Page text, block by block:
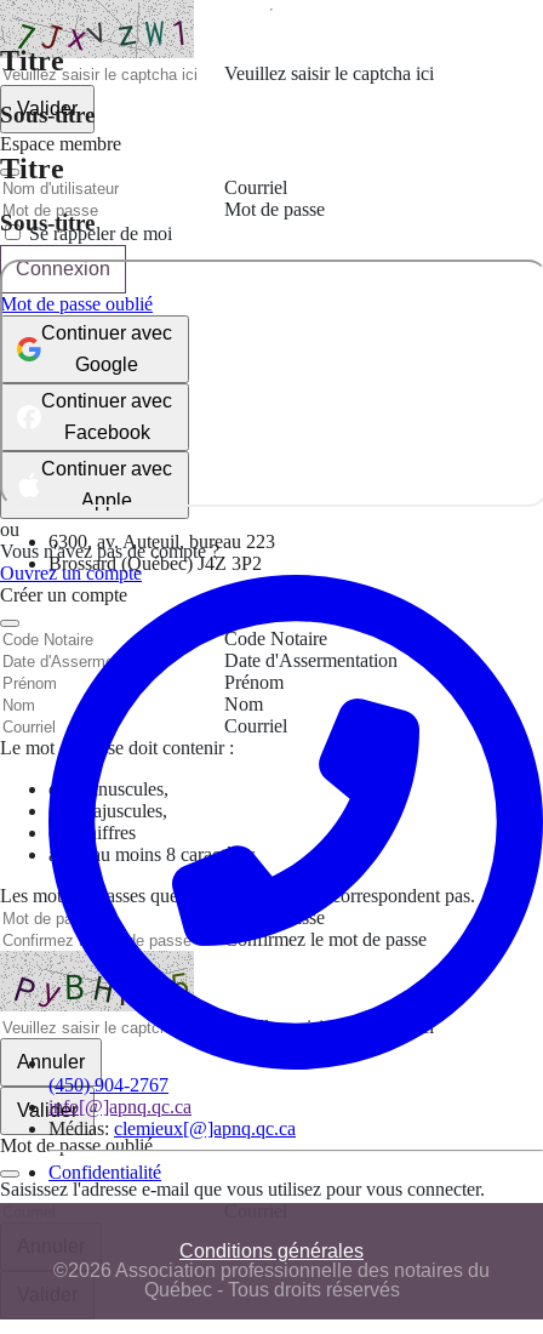
Titre
Sous-titre
Titre
Sous-titre
6300, av. Auteuil, bureau 223
Brossard (Québec) J4Z 3P2
(450) 904-2767
info[@]apnq.qc.ca
Médias: clemieux[@]apnq.qc.ca
Confidentialité
Conditions générales
©2026 Association professionnelle des notaires du
Québec - Tous droits réservés
Veuillez saisir le captcha ici
Valider
Espace membre
Courriel
Mot de passe
Se rappeler de moi
Connexion
Mot de passe oublié
Continuer avec
Google
Continuer avec
Facebook
Continuer avec
Apple
ou
Vous n'avez pas de compte ?
Ouvrez un compte
Créer un compte
Code Notaire
Date d'Assermentation
Prénom
Nom
Courriel
Le mot de passe doit contenir :
des minuscules,
des majuscules,
des chiffres
avoir au moins 8 caractères
Les mots de passes que vous avez saisis ne correspondent pas.
Mot de passe
Confirmez le mot de passe
Veuillez saisir le captcha ici
Annuler
Valider
Mot de passe oublié
Saisissez l'adresse e-mail que vous utilisez pour vous connecter.